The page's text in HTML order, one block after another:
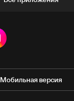
Мобильная версия